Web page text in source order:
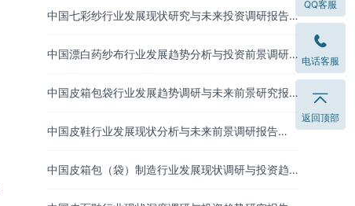
中国七彩纱行业发展现状研究与未来投资调研报告
中国漂白药纱布行业发展趋势分析与投资前景调研
中国皮箱包袋行业发展趋势调研与未来前景研究报
中国皮鞋行业发展现状分析与未来前景调研报告
中国皮箱包（袋）制造行业发展现状调研与投资趋
QQ客服
电话客服
返回顶部